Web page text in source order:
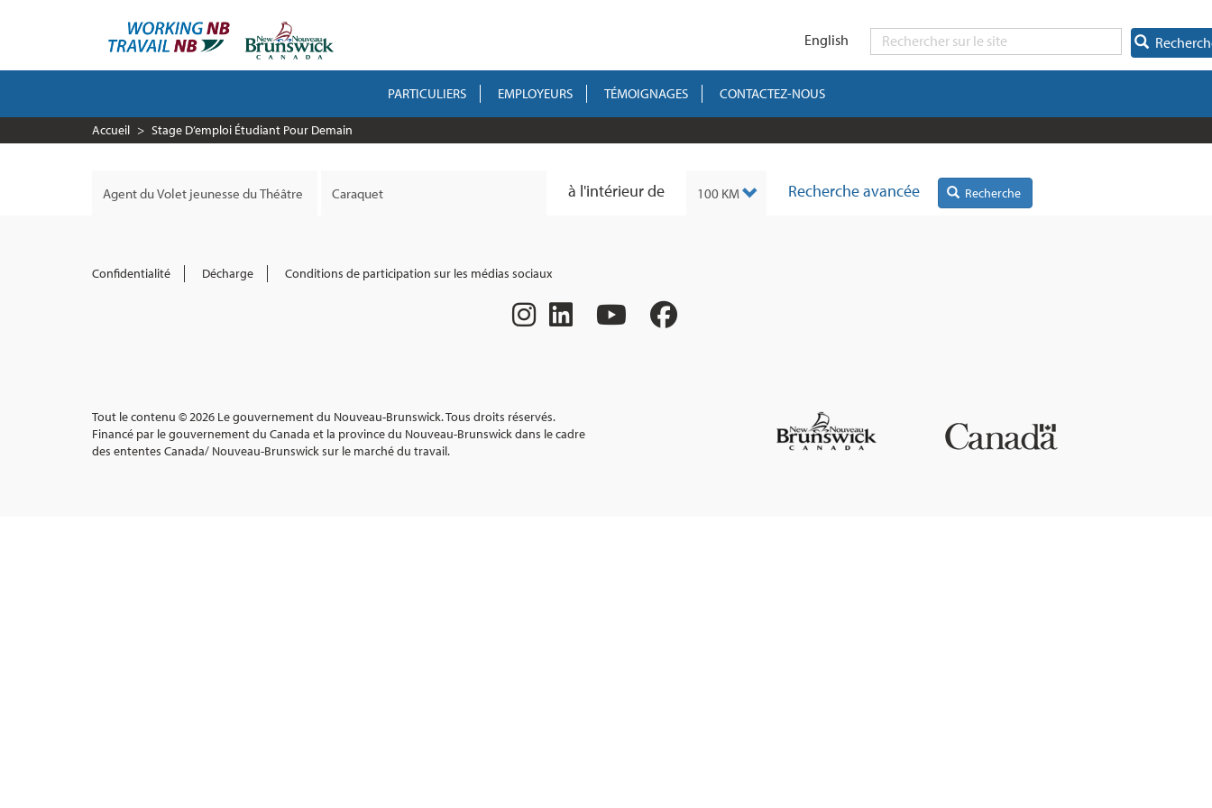
English
NAVIGATION
PARTICULIERS EMPLOYEURS TÉMOIGNAGES CONTACTEZ-NOUS
Accueil Stage D’emploi Étudiant Pour Demain
à l'intérieur de Recherche avancée Recherche
Confidentialité Décharge Conditions de participation sur les médias sociaux
Tout le contenu © 2026 Le gouvernement du Nouveau-Brunswick. Tous droits réservés.
Financé par le gouvernement du Canada et la province du Nouveau-Brunswick dans le cadre
des ententes Canada/ Nouveau-Brunswick sur le marché du travail.